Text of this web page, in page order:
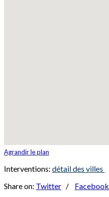
Agrandir le plan
Interventions: détail des villes
Share on: Twitter / Facebook